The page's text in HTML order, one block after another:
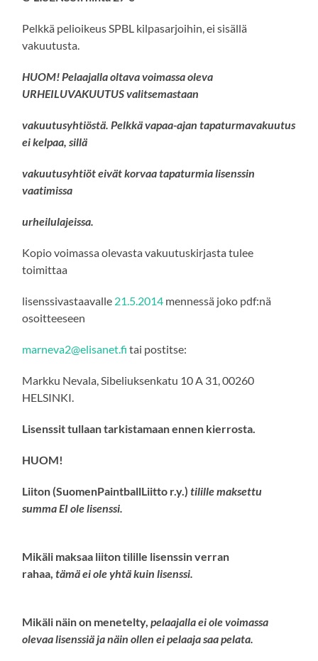
Pelkkä pelioikeus SPBL kilpasarjoihin, ei sisällä
vakuutusta.
HUOM! Pelaajalla oltava voimassa oleva
URHEILUVAKUUTUS valitsemastaan
vakuutusyhtiöstä. Pelkkä vapaa-ajan tapaturmavakuutus
ei kelpaa, sillä
vakuutusyhtiöt eivät korvaa tapaturmia lisenssin
vaatimissa
urheilulajeissa.
Kopio voimassa olevasta vakuutuskirjasta tulee
toimittaa
lisenssivastaavalle 21.5.2014 mennessä joko pdf:nä
osoitteeseen
marneva2@elisanet.fi tai postitse:
Markku Nevala, Sibeliuksenkatu 10 A 31, 00260
HELSINKI.
Lisenssit tullaan tarkistamaan ennen kierrosta.
HUOM!
Liiton (SuomenPaintballLiitto r.y.)tilille maksettu
summa EIole lisenssi
Mikäli maksaa liiton tilille lisenssin verran
rahaa,tämäei oleyhtä kuinlisenssi
Mikäli näin on menetelty,pelaajallaei olevoimassa
olevaalisenssiä ja näin ollenei pelaaja saa pelata